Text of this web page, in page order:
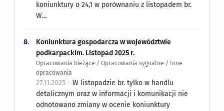
koniunktury o 24,1 w porównaniu z listopadem br.
W...
8.
Koniunktura gospodarcza w województwie
podkarpackim. Listopad 2025 r.
Opracowania bieżące / Opracowania sygnalne / Inne
opracowania
27.11.2025 -W listopadzie br. tylko w handlu
detalicznym oraz w informacji i komunikacji nie
odnotowano zmiany w ocenie koniunktury